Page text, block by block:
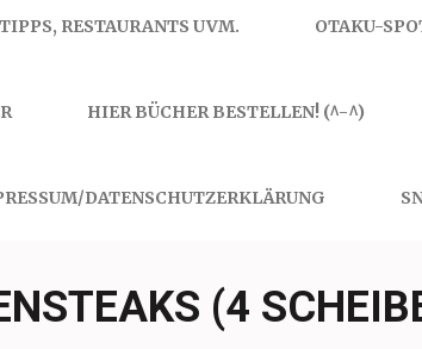
RESTAURANTS UVM. OTAKU-
HIER BÜCHER BESTELLEN! (^-^)
DATENSCHUTZERKLÄRUNG
(4